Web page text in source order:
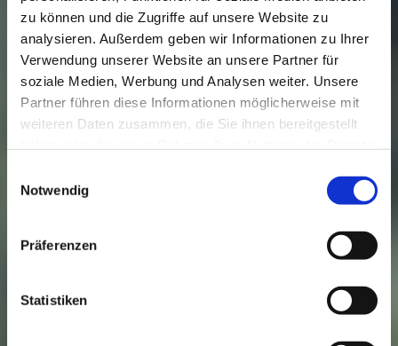
zu können und die Zugriffe auf unsere Website zu
analysieren. Außerdem geben wir Informationen zu Ihrer
Verwendung unserer Website an unsere Partner für
soziale Medien, Werbung und Analysen weiter. Unsere
Partner führen diese Informationen möglicherweise mit
weiteren Daten zusammen, die Sie ihnen bereitgestellt
Notwendig
Präferenzen
Statistiken